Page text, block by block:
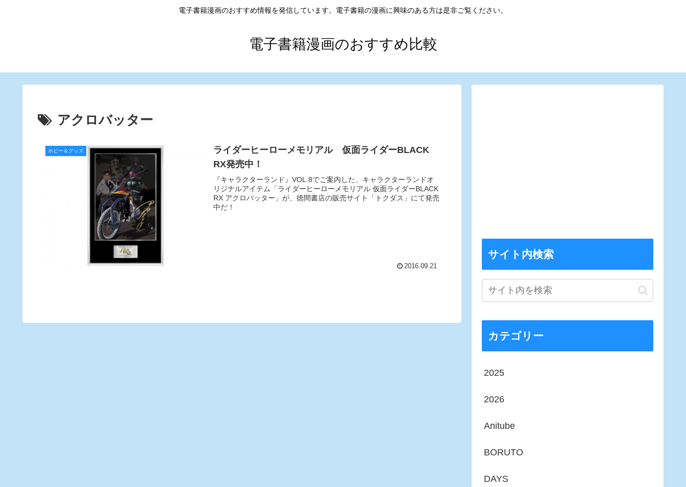
電子書籍漫画のおすすめ情報を発信しています。電子書籍の漫画に興味のある方は是非ご覧ください。
電子書籍漫画のおすすめ比較
アクロバッター
ホビー＆グッズ
ライダーヒーローメモリアル 仮面ライダーBLACK
RX発売中！
『キャラクターランド』VOL.8でご案内した、キャラクターランドオ
リジナルアイテム「ライダーヒーローメモリアル 仮面ライダーBLACK
RX アクロバッター」が、徳間書店の販売サイト「トクダス」にて発売
中だ！
2016.09.21
サイト内検索
カテゴリー
2025
2026
Anitube
BORUTO
DAYS